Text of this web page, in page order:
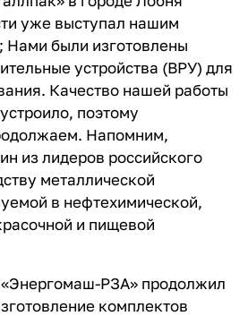
уже выступал нашим
Нами были изготовлены
устройства (ВРУ) для
Качество нашей работы
поэтому
Напомним,
из лидеров российского
металлической
в нефтехимической,
и пищевой
РЗА» продолжил
комплектов